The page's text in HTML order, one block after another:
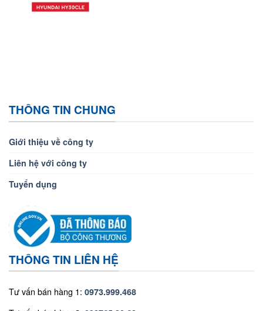
THÔNG TIN CHUNG
Giới thiệu về công ty
Liên hệ với công ty
Tuyển dụng
THÔNG TIN LIÊN HỆ
Tư vấn bán hàng 1: 0973.999.468